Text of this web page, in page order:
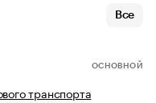
Все
ОСНОВНОЙ
транспорта